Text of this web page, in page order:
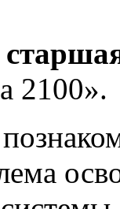
2100».